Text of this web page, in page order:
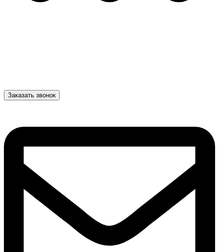
Заказать звонок